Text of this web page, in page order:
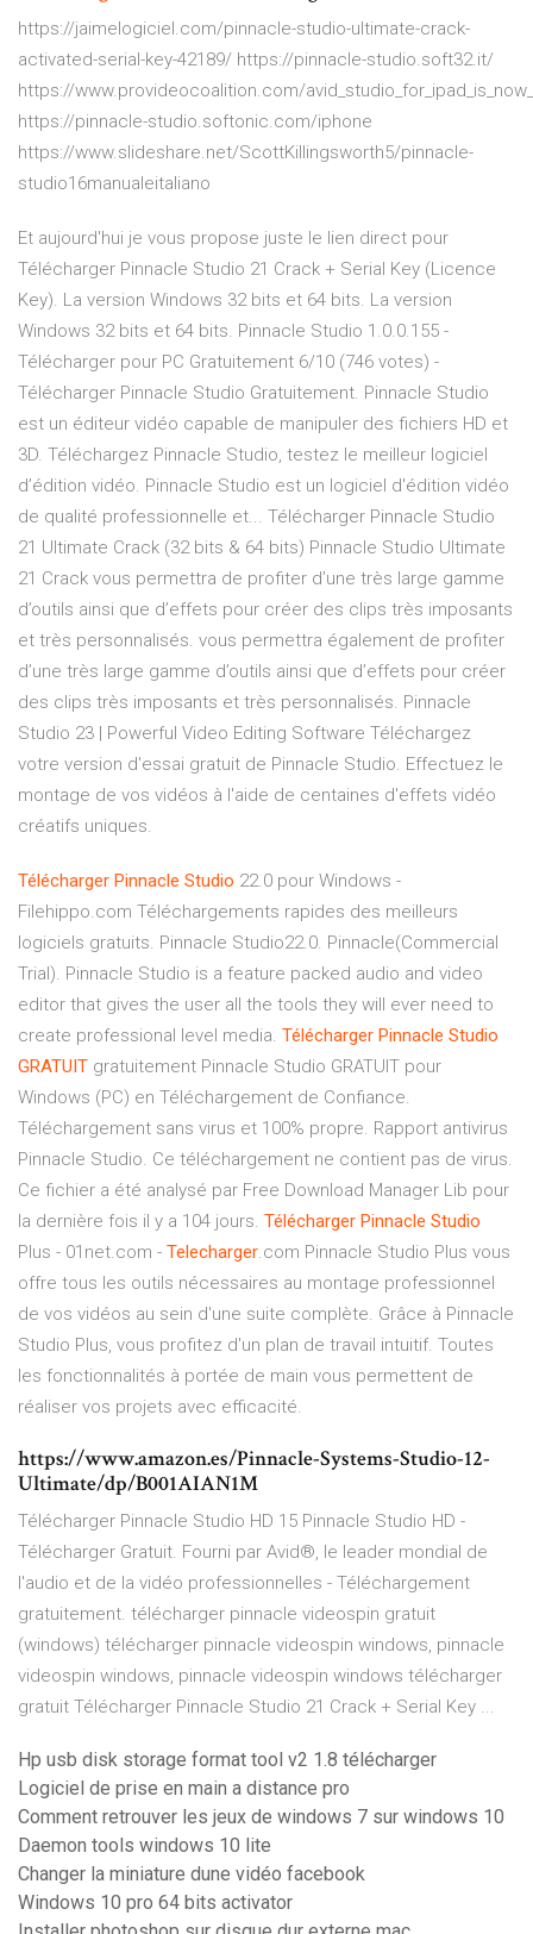
https://jaimelogiciel.com/pinnacle-studio-ultimate-crack-
activated-serial-key-42189/ https://pinnacle-studio.soft32.it/
https://www.provideocoalition.com/
https://pinnacle-studio.softonic.com/iphone
https://www.slideshare.net/ScottKillingsworth5/pinnacle-
studio16manualeitaliano
Et aujourd'hui je vous propose juste le lien direct pour
Télécharger Pinnacle Studio 21 Crack + Serial Key (Licence
Key). La version Windows 32 bits et 64 bits. La version
Windows 32 bits et 64 bits. Pinnacle Studio 1.0.0.155 -
Télécharger pour PC Gratuitement 6/10 (746 votes) -
Télécharger Pinnacle Studio Gratuitement. Pinnacle Studio
est un éditeur vidéo capable de manipuler des fichiers HD et
3D. Téléchargez Pinnacle Studio, testez le meilleur logiciel
d’édition vidéo. Pinnacle Studio est un logiciel d'édition vidéo
de qualité professionnelle et... Télécharger Pinnacle Studio
21 Ultimate Crack (32 bits & 64 bits) Pinnacle Studio Ultimate
21 Crack vous permettra de profiter d’une très large gamme
d’outils ainsi que d’effets pour créer des clips très imposants
et très personnalisés. vous permettra également de profiter
d’une très large gamme d’outils ainsi que d’effets pour créer
des clips très imposants et très personnalisés. Pinnacle
Studio 23 | Powerful Video Editing Software Téléchargez
votre version d'essai gratuit de Pinnacle Studio. Effectuez le
montage de vos vidéos à l'aide de centaines d'effets vidéo
créatifs uniques.
Télécharger Pinnacle Studio 22.0 pour Windows -
Filehippo.com Téléchargements rapides des meilleurs
logiciels gratuits. Pinnacle Studio22.0. Pinnacle(Commercial
Trial). Pinnacle Studio is a feature packed audio and video
editor that gives the user all the tools they will ever need to
create professional level media. Télécharger Pinnacle Studio
GRATUIT gratuitement Pinnacle Studio GRATUIT pour
Windows (PC) en Téléchargement de Confiance.
Téléchargement sans virus et 100% propre. Rapport antivirus
Pinnacle Studio. Ce téléchargement ne contient pas de virus.
Ce fichier a été analysé par Free Download Manager Lib pour
la dernière fois il y a 104 jours. Télécharger Pinnacle Studio
Plus - 01net.com - Telecharger.com Pinnacle Studio Plus vous
offre tous les outils nécessaires au montage professionnel
de vos vidéos au sein d'une suite complète. Grâce à Pinnacle
Studio Plus, vous profitez d'un plan de travail intuitif. Toutes
les fonctionnalités à portée de main vous permettent de
réaliser vos projets avec efficacité.
https://www.amazon.es/Pinnacle-Systems-Studio-12-
Ultimate/dp/B001AIAN1M
Télécharger Pinnacle Studio HD 15 Pinnacle Studio HD -
Télécharger Gratuit. Fourni par Avid®, le leader mondial de
l'audio et de la vidéo professionnelles - Téléchargement
gratuitement. télécharger pinnacle videospin gratuit
(windows) télécharger pinnacle videospin windows, pinnacle
videospin windows, pinnacle videospin windows télécharger
gratuit Télécharger Pinnacle Studio 21 Crack + Serial Key ...
Hp usb disk storage format tool v2 1.8 télécharger
Logiciel de prise en main a distance pro
Comment retrouver les jeux de windows 7 sur windows 10
Daemon tools windows 10 lite
Changer la miniature dune vidéo facebook
Windows 10 pro 64 bits activator